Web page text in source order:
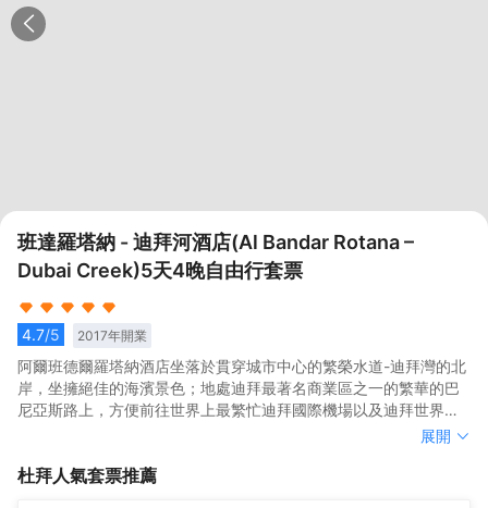
班達羅塔納 - 迪拜河酒店(Al Bandar Rotana –
Dubai Creek)5天4晚自由行套票
4.7/5 2017年開業
阿爾班德爾羅塔納酒店坐落於貫穿城市中心的繁榮水道-迪拜灣的北
岸，坐擁絕佳的海濱景色；地處迪拜最著名商業區之一的繁華的巴
尼亞斯路上，方便前往世界上最繁忙迪拜國際機場以及迪拜世界貿
易中心和外交區。酒店臨近主要的旅遊景點，以及大型購物中心和
僅有幾分鐘的車程，這裏是現場音樂演奏會、DJ秀、電影放映和休
阿爾班德爾羅塔納酒店坐落於貫穿城市中心的繁榮水道-迪拜灣的北
尼亞斯路上，方便前往世界上最繁忙迪拜國際機場以及迪拜世界貿
展開
杜拜人氣套票推薦